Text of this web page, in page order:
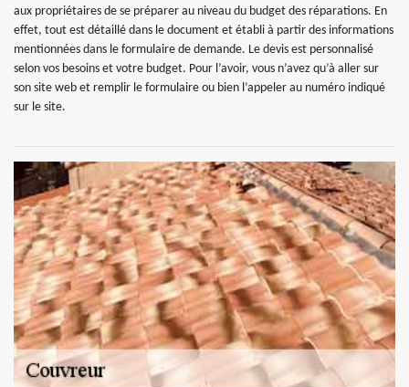
aux propriétaires de se préparer au niveau du budget des réparations. En
effet, tout est détaillé dans le document et établi à partir des informations
mentionnées dans le formulaire de demande. Le devis est personnalisé
selon vos besoins et votre budget. Pour l’avoir, vous n’avez qu’à aller sur
son site web et remplir le formulaire ou bien l’appeler au numéro indiqué
sur le site.